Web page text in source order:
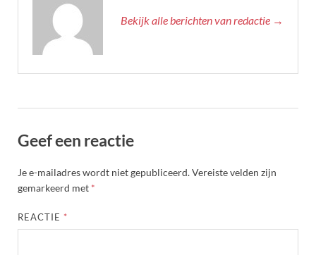
Bekijk alle berichten van redactie →
Geef een reactie
Je e-mailadres wordt niet gepubliceerd.Vereiste velden zijn
gemarkeerd met *
REACTIE *